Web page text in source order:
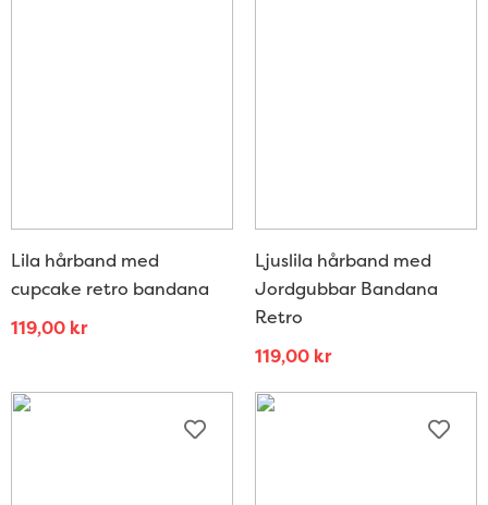
Lila hårband med
cupcake retro bandana
119,00 kr
Ljuslila hårband med
Jordgubbar Bandana
Retro
119,00 kr